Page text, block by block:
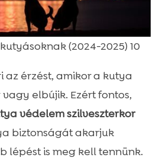
(2024-2025) 10
az érzést, amikor a kutya
elbújik. Ezért fontos,
védelem szilveszterkor
biztonságát akarjuk
lépést is meg kell tennünk.